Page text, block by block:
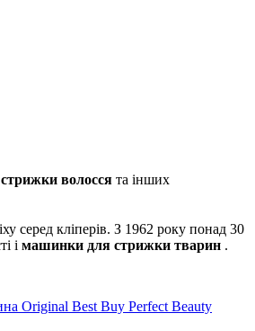
волосся та інших
серед кліперів. З 1962 року понад 30
і машинки для стрижки тварин .
Original Best Buy Perfect Beauty